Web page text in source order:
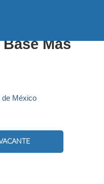
En
Más
de México